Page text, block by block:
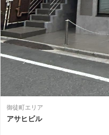
御徒町エリア
アサヒビル